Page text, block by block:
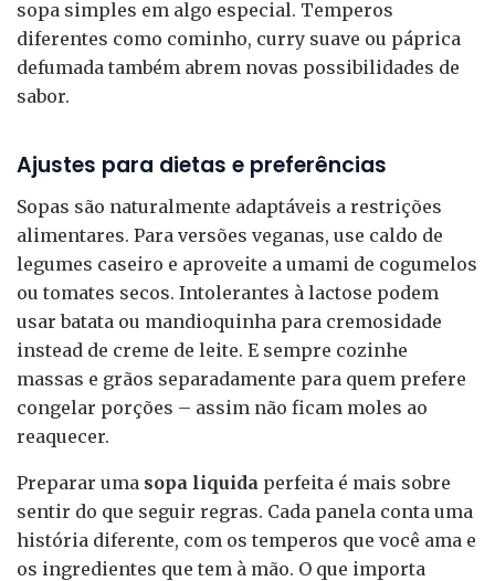
sopa simples em algo especial. Temperos
diferentes como cominho, curry suave ou páprica
defumada também abrem novas possibilidades de
sabor.
Ajustes para dietas e preferências
Sopas são naturalmente adaptáveis a restrições
alimentares. Para versões veganas, use caldo de
legumes caseiro e aproveite a umami de cogumelos
ou tomates secos. Intolerantes à lactose podem
usar batata ou mandioquinha para cremosidade
instead de creme de leite. E sempre cozinhe
massas e grãos separadamente para quem prefere
congelar porções – assim não ficam moles ao
reaquecer.
Preparar uma sopa liquida perfeita é mais sobre
sentir do que seguir regras. Cada panela conta uma
história diferente, com os temperos que você ama e
os ingredientes que tem à mão. O que importa